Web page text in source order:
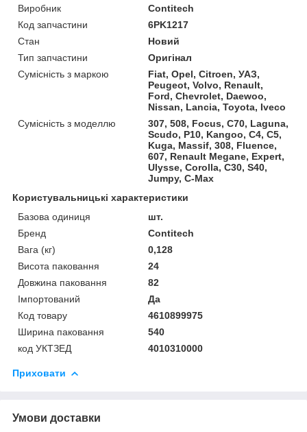
Виробник
Contitech
Код запчастини
6PK1217
Стан
Новий
Тип запчастини
Оригінал
Сумісність з маркою
Fiat, Opel, Citroen, УАЗ,
Peugeot, Volvo, Renault,
Ford, Chevrolet, Daewoo,
Nissan, Lancia, Toyota, Iveco
Сумісність з моделлю
307, 508, Focus, C70, Laguna,
Scudo, P10, Kangoo, C4, C5,
Kuga, Massif, 308, Fluence,
607, Renault Megane, Expert,
Ulysse, Corolla, C30, S40,
Jumpy, C-Max
Користувальницькі характеристики
Базова одиниця
шт.
Бренд
Contitech
Вага (кг)
0,128
Висота паковання
24
Довжина паковання
82
Імпортований
Да
Код товару
4610899975
Ширина паковання
540
код УКТЗЕД
4010310000
Приховати
Умови доставки